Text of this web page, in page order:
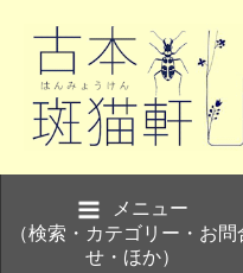
メニュー
（検索・カテゴリー・お問
せ・ほか）